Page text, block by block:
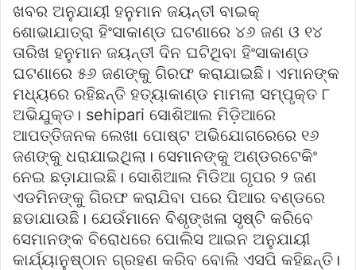
ଖବର ଅନୁଯାୟୀ ହନୁମାନ ଜୟନ୍ତୀ ବାଇକ୍
ଶୋଭାଯାତ୍ରା ହିଂସାକାଣ୍ଡ ଘଟଣାରେ ୪୬ ଜଣ ଓ ୧୪
ତାରିଖ ହନୁମାନ ଜୟନ୍ତୀ ଦିନ ଘଟିଥିବା ହିଂସାକାଣ୍ଡ
ଘଟଣାରେ ୫୬ ଜଣଙ୍କୁ ଗିରଫ କରାଯାଇଛି। ଏମାନଙ୍କ
ମଧ୍ୟରେ ରହିଛନ୍ତି ହତ୍ୟାକାଣ୍ଡ ମାମଲା ସମ୍ପୃକ୍ତ ୮
ଅଭିଯୁକ୍ତ। sehipari ସୋଶିଆଲ ମିଡ଼ିଆରେ
ଆପତ୍ତିଜନକ ଲେଖା ପୋଷ୍ଟ ଅଭିଯୋଗରେରେ ୧୬
ଜଣଙ୍କୁ ଧରାଯାଇଥିଲା। ସେମାନଙ୍କୁ ଅଣ୍ଡରଟେକିଂ
ନେଇ ଛଡ଼ାଯାଇଛି। ସୋଶିଆଲ ମିଡିଆ ଗୃପର ୨ ଜଣ
ଏଡମିନଙ୍କୁ ଗିରଫ କରାଯିବା ପରେ ପିଆର ବଣ୍ଡରେ
ଛଡାଯାଉଛି। ଯେଉଁମାନେ ବିଶୃଙ୍ଖଳା ସୃଷ୍ଟି କରିବେ
ସେମାନଙ୍କ ବିରୋଧରେ ପୋଲିସ ଆଇନ ଅନୁଯାୟୀ
କାର୍ଯ୍ୟାନୁଷ୍ଠାନ ଗ୍ରହଣ କରିବ ବୋଲି ଏସପି କହିଛନ୍ତି।